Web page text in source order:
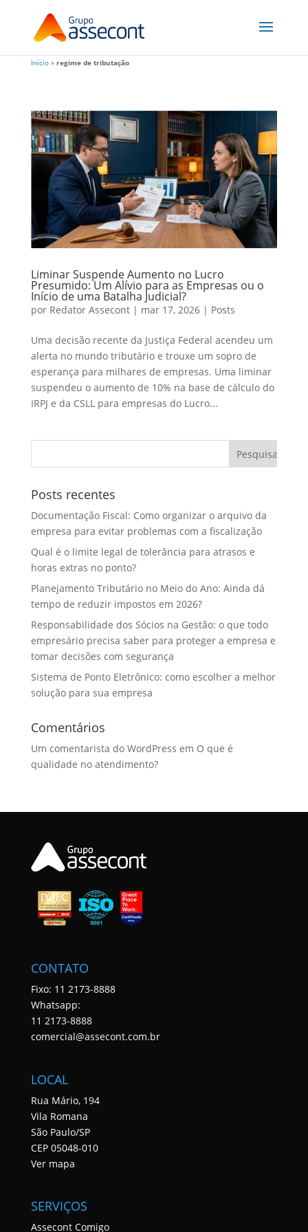
Início» regime de tributação
Liminar Suspende Aumento no Lucro
Presumido: Um Alívio para as Empresas ou o
Início de uma Batalha Judicial?
por Redator Assecont| mar 17, 2026| Posts
Uma decisão recente da Justiça Federal acendeu um
alerta no mundo tributário e trouxe um sopro de
esperança para milhares de empresas. Uma liminar
suspendeu o aumento de 10% na base de cálculo do
IRPJ e da CSLL para empresas do Lucro...
Posts recentes
Documentação Fiscal: Como organizar o arquivo da
empresa para evitar problemas com a fiscalização
Qual é o limite legal de tolerância para atrasos e
horas extras no ponto?
Planejamento Tributário no Meio do Ano: Ainda dá
tempo de reduzir impostos em 2026?
Responsabilidade dos Sócios na Gestão: o que todo
empresário precisa saber para proteger a empresa e
tomar decisões com segurança
Sistema de Ponto Eletrônico: como escolher a melhor
solução para sua empresa
Comentários
Um comentarista do WordPress em O que é
qualidade no atendimento?
CONTATO
Fixo: 11 2173-8888
Whatsapp:
11 2173-8888
comercial@assecont.com.br
LOCAL
Rua Mário, 194
Vila Romana
São Paulo/SP
CEP 05048-010
Ver mapa
SERVIÇOS
Assecont Comigo